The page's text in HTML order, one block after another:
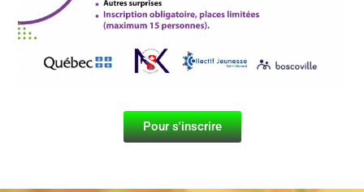
Pour s'inscrire